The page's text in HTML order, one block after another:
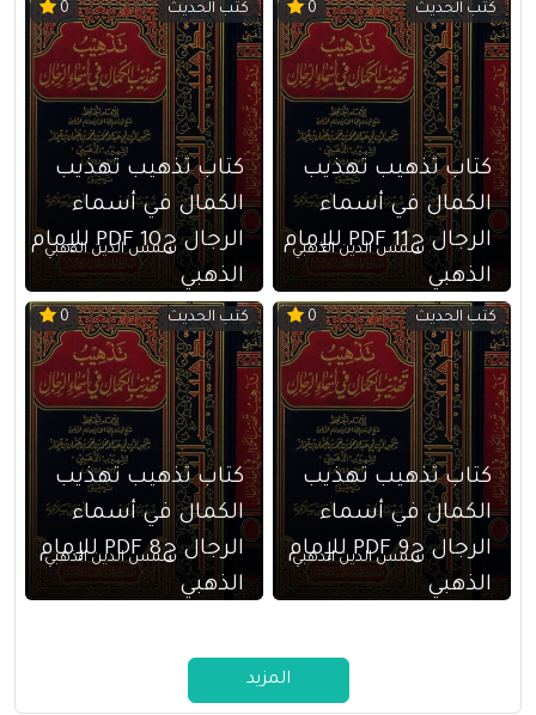
كتب الحديث 0
كتاب تذهيب تهذيب
الكمال في أسماء
الرجال ج11 PDF للإمام
الذهبي
شمس الدين الذهبي
كتب الحديث 0
كتاب تذهيب تهذيب
الكمال في أسماء
الرجال ج10 PDF للإمام
الذهبي
شمس الدين الذهبي
كتب الحديث 0
كتاب تذهيب تهذيب
الكمال في أسماء
الرجال ج9 PDF للإمام
الذهبي
شمس الدين الذهبي
كتب الحديث 0
كتاب تذهيب تهذيب
الكمال في أسماء
الرجال ج8 PDF للإمام
الذهبي
شمس الدين الذهبي
المزيد